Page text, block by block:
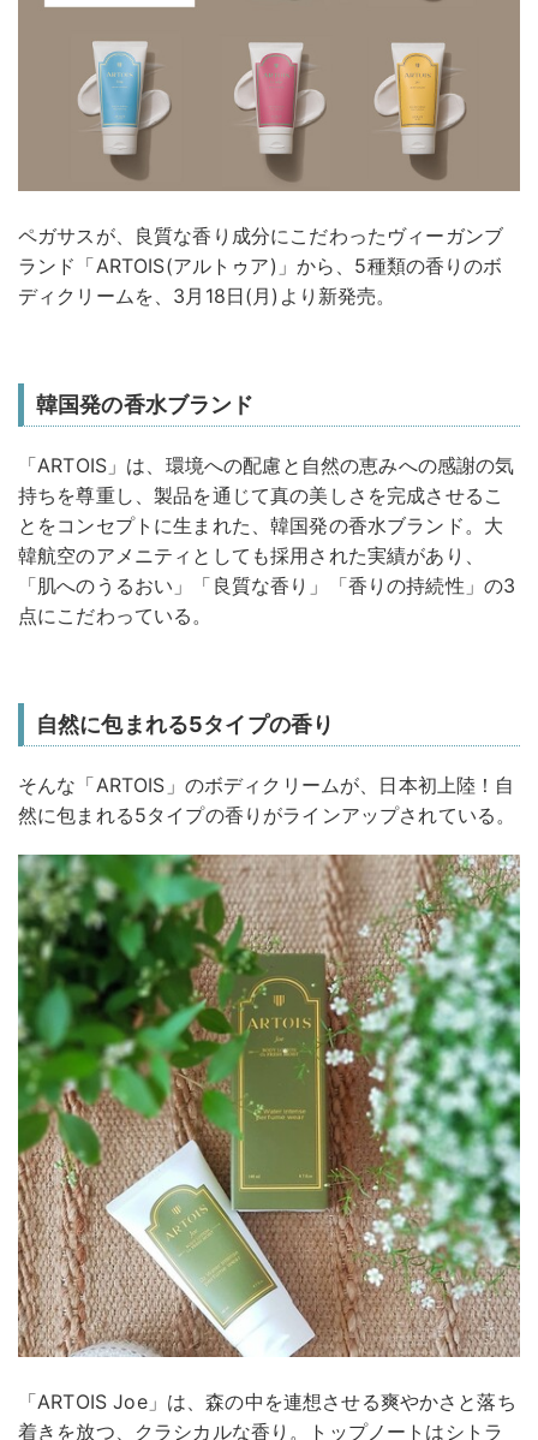
ペガサスが、良質な香り成分にこだわったヴィーガンブ
ランド「ARTOIS(アルトゥア)」から、5種類の香りのボ
ディクリームを、3月18日(月)より新発売。
韓国発の香水ブランド
「ARTOIS」は、環境への配慮と自然の恵みへの感謝の気
持ちを尊重し、製品を通じて真の美しさを完成させるこ
とをコンセプトに生まれた、韓国発の香水ブランド。大
韓航空のアメニティとしても採用された実績があり、
「肌へのうるおい」「良質な香り」「香りの持続性」の3
点にこだわっている。
自然に包まれる5タイプの香り
そんな「ARTOIS」のボディクリームが、日本初上陸！自
然に包まれる5タイプの香りがラインアップされている。
「ARTOIS Joe」は、森の中を連想させる爽やかさと落ち
着きを放つ、クラシカルな香り。トップノートはシトラ